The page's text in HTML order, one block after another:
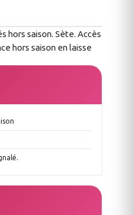
hors saison. Sète. Accès
hors saison en laisse